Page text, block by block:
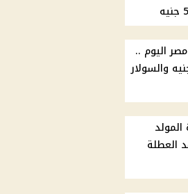
اليوم ..
80 بـ20.75 جنيه والسولار
وموعد العطلة